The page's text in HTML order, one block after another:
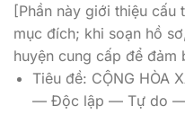
[Phần này giới thiệu
mục đích; khi soạn hồ
huyện cung cấp để đảm
Tiêu đề: CỘNG HÒA
— Độc lập — Tự do —